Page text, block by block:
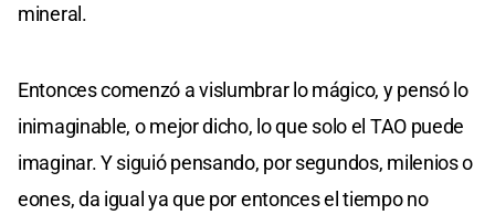
mineral.
Entonces comenzó a vislumbrar lo mágico, y pensó lo
inimaginable, o mejor dicho, lo que solo el TAO puede
imaginar. Y siguió pensando, por segundos, milenios o
eones, da igual ya que por entonces el tiempo no